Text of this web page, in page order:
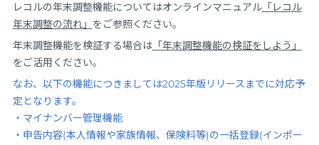
レコルの年末調整機能についてはオンラインマニュアル「レコル
年末調整の流れ」 をご参照ください。
年末調整機能を検証する場合は「年末調整機能の検証をしよう」
をご活用ください。
なお、以下の機能につきましては2025年版リリースまでに対応予
定となります。
・マイナンバー管理機能
・申告内容(本人情報や家族情報、保険料等)の一括登録(インポー